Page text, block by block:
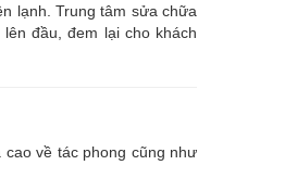
lạnh. Trung tâm sửa chữa
đầu, đem lại cho khách
về tác phong cũng như